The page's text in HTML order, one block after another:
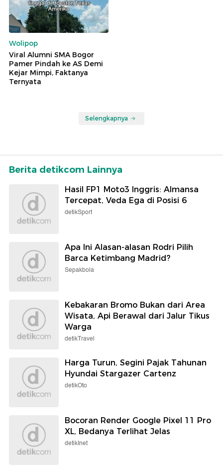
Wolipop
Viral Alumni SMA Bogor
Pamer Pindah ke AS Demi
Kejar Mimpi, Faktanya
Ternyata
Selengkapnya
Berita detikcom Lainnya
Hasil FP1 Moto3 Inggris: Almansa
Tercepat, Veda Ega di Posisi 6
detikSport
Apa Ini Alasan-alasan Rodri Pilih
Barca Ketimbang Madrid?
Sepakbola
Kebakaran Bromo Bukan dari Area
Wisata, Api Berawal dari Jalur Tikus
Warga
detikTravel
Harga Turun, Segini Pajak Tahunan
Hyundai Stargazer Cartenz
detikOto
Bocoran Render Google Pixel 11 Pro
XL, Bedanya Terlihat Jelas
detikInet